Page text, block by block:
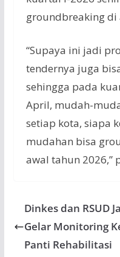
groundbreaking di
“Supaya ini jadi
tendernya juga
sehingga pada
April, mudah-
setiap kota, siapa
mudahan bisa
awal tahun 2026,”
Dinkes dan RSUD
Gelar Monitoring
Panti Rehabilitasi